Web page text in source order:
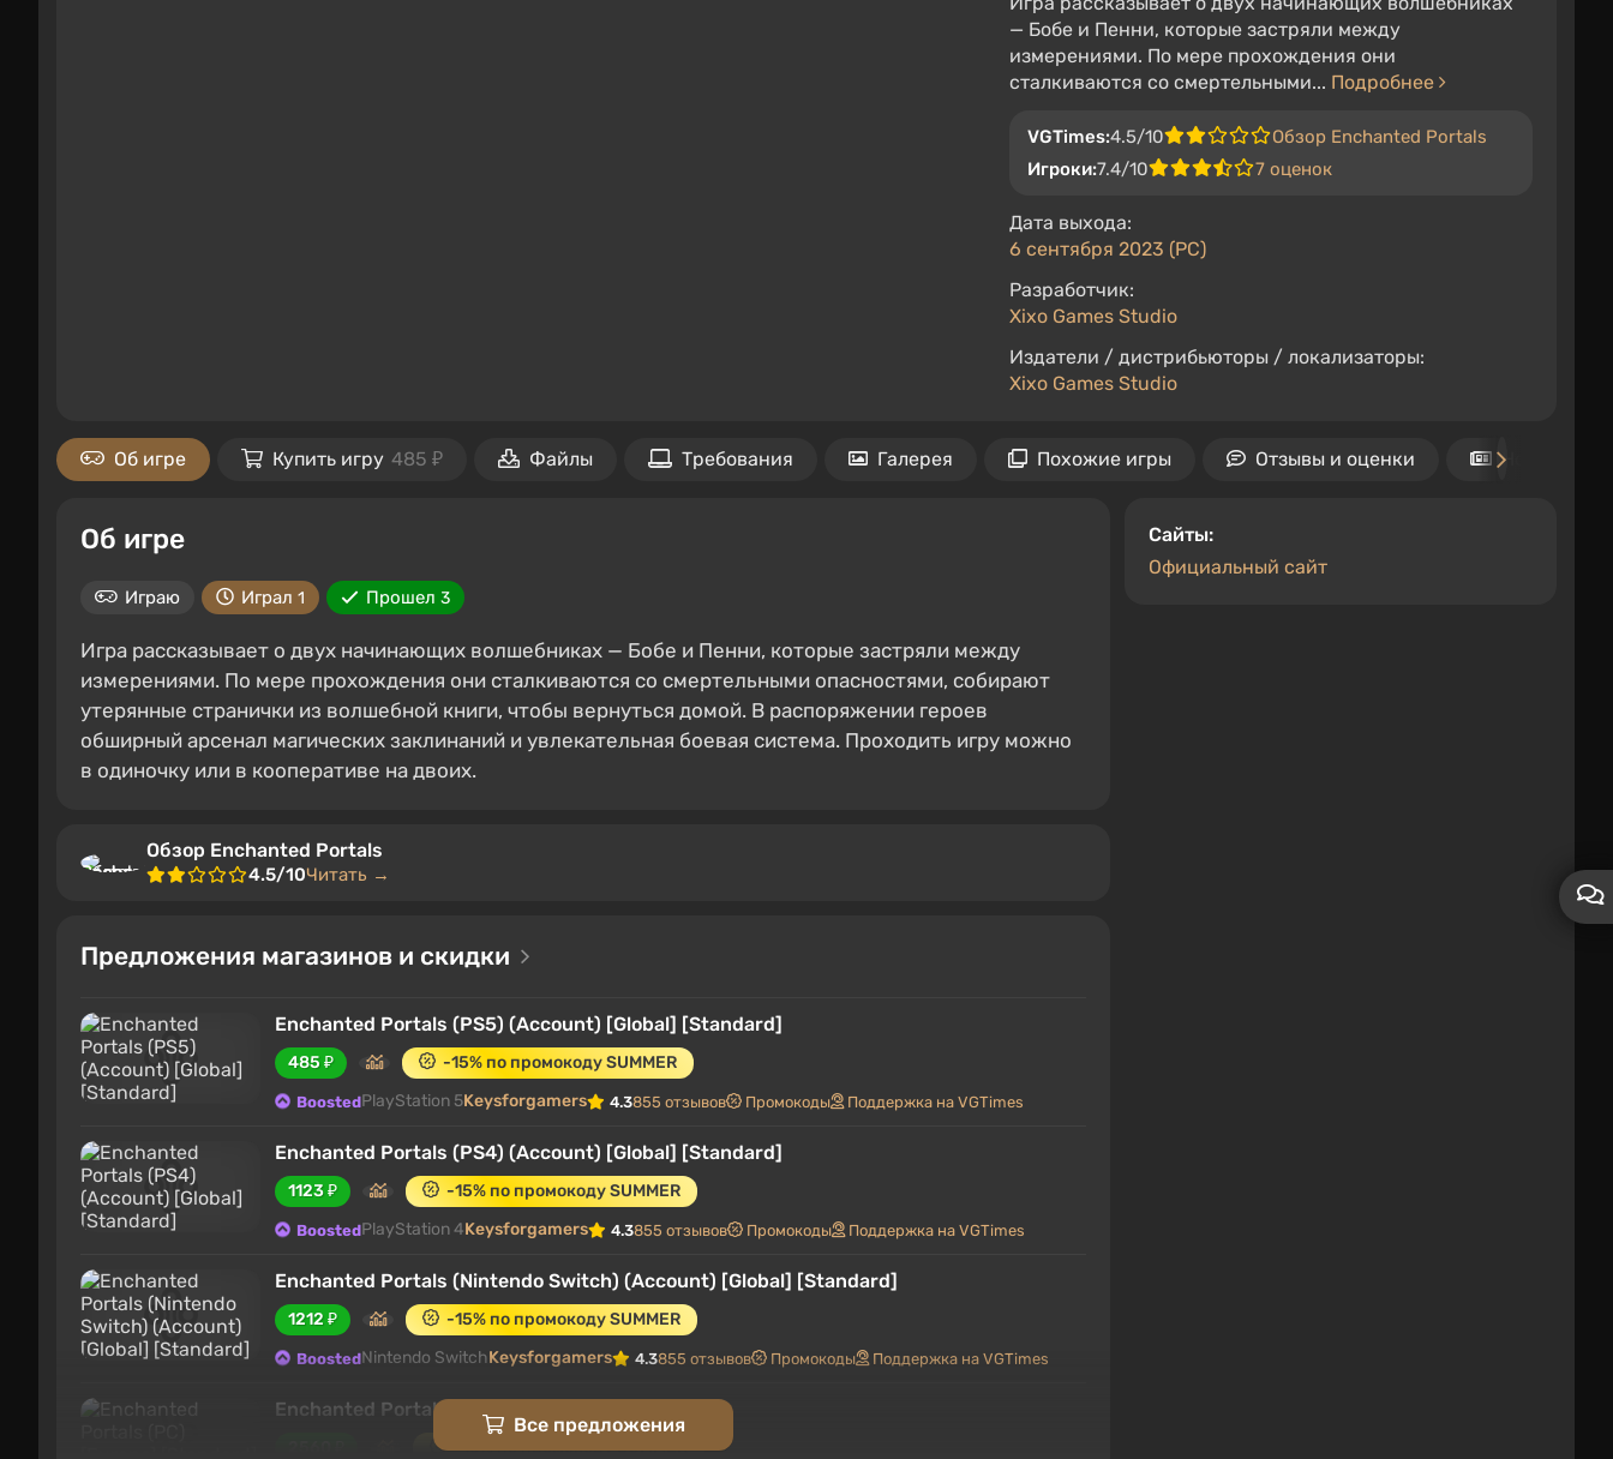
— Бобе и Пенни, которые застряли между
измерениями. По мере прохождения они
сталкиваются со смертельными... Подробнее
VGTimes:4.5/10
Обзор Enchanted Portals
Игроки:7.4/10 7 оценок
Дата выхода:
6 сентября 2023 (PC)
Разработчик:
Xixo Games Studio
Издатели / дистрибьюторы / локализаторы:
Xixo Games Studio
Об игре Купить игру 485 ₽ Файлы Требования Галерея Похожие игры Отзывы и оценки Новости
Cайты:
Официальный сайт
Об игре
Играю Играл 1 Прошел 3
Игра рассказывает о двух начинающих волшебниках — Бобе и Пенни, которые застряли между
измерениями. По мере прохождения они сталкиваются со смертельными опасностями, собирают
утерянные странички из волшебной книги, чтобы вернуться домой. В распоряжении героев
обширный арсенал магических заклинаний и увлекательная боевая система. Проходить игру можно
в одиночку или в кооперативе на двоих.
Обзор Enchanted Portals
4.5/10Читать →
Предложения магазинов и скидки
Enchanted Portals (PS5) (Account) [Global] [Standard]
485 ₽ -15% по промокоду SUMMER
BoostedPlayStation 5Keysforgamers 4.3855 отзывов Промокоды Поддержка на VGTimes
Enchanted Portals (PS4) (Account) [Global] [Standard]
1123 ₽ -15% по промокоду SUMMER
BoostedPlayStation 4Keysforgamers 4.3855 отзывов Промокоды Поддержка на VGTimes
Enchanted Portals (Nintendo Switch) (Account) [Global] [Standard]
1212 ₽ -15% по промокоду SUMMER
BoostedNintendo SwitchKeysforgamers 4.3855 отзывов Промокоды Поддержка на VGTimes
Enchanted Portals (PC) [Europe] [Standard]
-15% по промокоду SUMMER
Все предложения